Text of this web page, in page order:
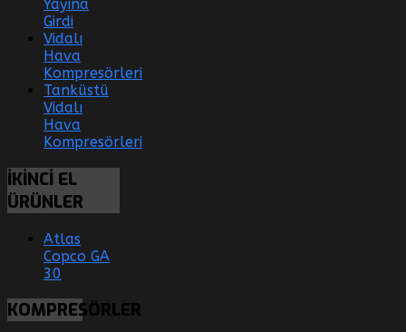
Yayına
Girdi
Vidalı
Hava
Kompresörleri
Tanküstü
Vidalı
Hava
Kompresörleri
İKİNCİ EL
ÜRÜNLER
Atlas
Copco GA
30
KOMPRESÖRLER